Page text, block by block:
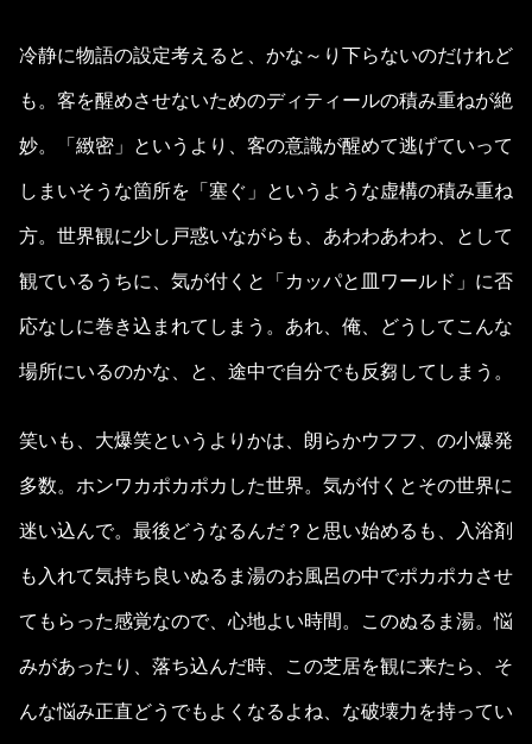
冷静に物語の設定考えると、かな～り下らないのだけれど
も。客を醒めさせないためのディティールの積み重ねが絶
妙。「緻密」というより、客の意識が醒めて逃げていって
しまいそうな箇所を「塞ぐ」というような虚構の積み重ね
方。世界観に少し戸惑いながらも、あわわあわわ、として
観ているうちに、気が付くと「カッパと皿ワールド」に否
応なしに巻き込まれてしまう。あれ、俺、どうしてこんな
場所にいるのかな、と、途中で自分でも反芻してしまう。
笑いも、大爆笑というよりかは、朗らかウフフ、の小爆発
多数。ホンワカポカポカした世界。気が付くとその世界に
迷い込んで。最後どうなるんだ？と思い始めるも、入浴剤
も入れて気持ち良いぬるま湯のお風呂の中でポカポカさせ
てもらった感覚なので、心地よい時間。このぬるま湯。悩
みがあったり、落ち込んだ時、この芝居を観に来たら、そ
んな悩み正直どうでもよくなるよね、な破壊力を持ってい